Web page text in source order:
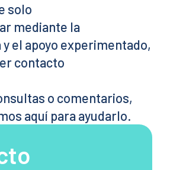
solo
mediante la
el apoyo experimentado,
contacto
o comentarios,
aquí para ayudarlo.